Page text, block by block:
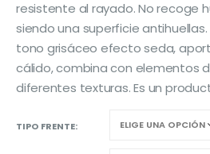
resistente al rayado. No recoge
siendo una superficie
tono grisáceo efecto seda,
cálido, combina con elementos
diferentes texturas. Es un
TIPO FRENTE